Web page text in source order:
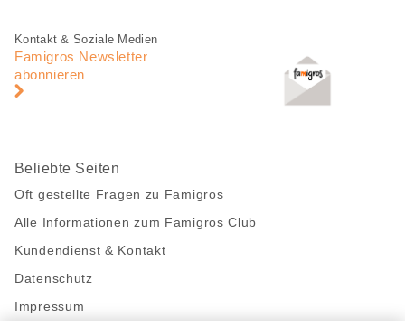
Fusszeile
Fusszeile
Navigation
Kontakt & Soziale Medien
Famigros Newsletter
abonnieren
Beliebte Seiten
Oft gestellte Fragen zu Famigros
Alle Informationen zum Famigros Club
Kundendienst & Kontakt
Datenschutz
Impressum